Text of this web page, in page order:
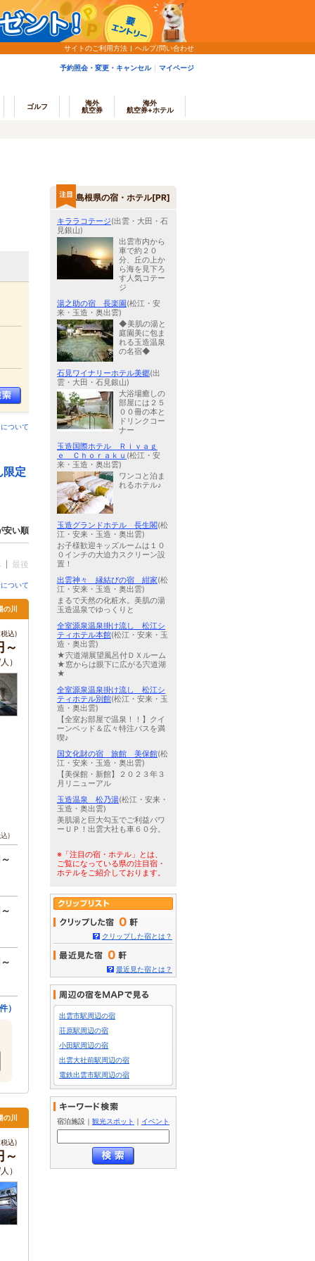
サイトのご利用方法 ヘルプ/問い合わせ
予約照会・変更・キャンセル マイページ
ゴルフ
海外
航空券
海外
航空券+ホテル
ついて
定
安い順
最後
ついて
の川
込)
～
）
)
）
川
込)
～
）
島根県の宿・ホテル[PR]
キララコテージ(出雲・大田・石
見銀山)
出雲市内から
車で約２０
分、丘の上か
ら海を見下ろ
す人気コテー
ジ
湯之助の宿 長楽園(松江・安
来・玉造・奥出雲)
◆美肌の湯と
庭園美に包ま
れる玉造温泉
の名宿◆
石見ワイナリーホテル美郷(出
雲・大田・石見銀山)
大浴場癒しの
部屋には２５
００冊の本と
ドリンクコー
ナー
玉造国際ホテル Ｒｉｖａｇ
ｅ Ｃｈｏｒａｋｕ (松江・安
来・玉造・奥出雲)
ワンコと泊ま
れるホテル♪
玉造グランドホテル 長生閣(松
江・安来・玉造・奥出雲)
お子様歓迎キッズルームは１０
０インチの大迫力スクリーン設
置！
出雲神々 縁結びの宿 紺家(松
江・安来・玉造・奥出雲)
まるで天然の化粧水。美肌の湯
玉造温泉でゆっくりと
全室源泉温泉掛け流し 松江シ
ティホテル本館(松江・安来・玉
造・奥出雲)
★宍道湖展望風呂付ＤＸルーム
★窓からは眼下に広がる宍道湖
★
全室源泉温泉掛け流し 松江シ
ティホテル別館(松江・安来・玉
造・奥出雲)
【全室お部屋で温泉！！】クイ
ーンベッド＆広々特注バスを満
喫♪
国文化財の宿 旅館 美保館(松
江・安来・玉造・奥出雲)
【美保館・新館】２０２３年３
月リニューアル
玉造温泉 松乃湯(松江・安来・
玉造・奥出雲)
美肌湯と巨大勾玉でご利益パワ
ーＵＰ！出雲大社も車６０分。
※「注目の宿・ホテル」とは、
ご覧になっている県の注目宿・
ホテルをご紹介しております。
0
クリップした宿とは？
0
最近見た宿とは？
出雲市駅周辺の宿
荘原駅周辺の宿
小田駅周辺の宿
出雲大社前駅周辺の宿
電鉄出雲市駅周辺の宿
宿泊施設 ｜ 観光スポット ｜ イベント